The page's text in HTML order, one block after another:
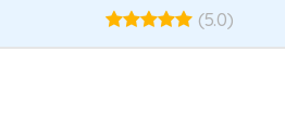
(5.0)